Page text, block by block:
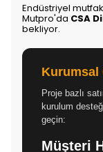
Endüstriyel
Mutpro'da CSA
bekliyor.
Kurumsal
Proje bazlı
kurulum
geçin:
Müşteri